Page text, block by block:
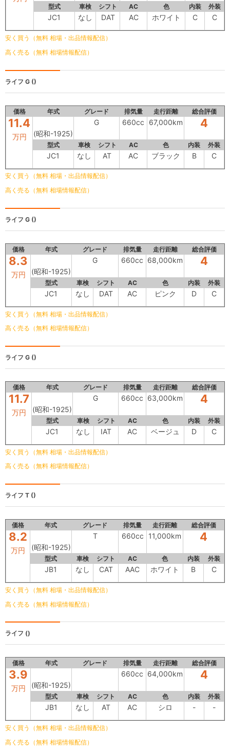
型式 車検 シフト AC 色 内装 外装
JC1 なし DAT AC ホワイト C C
安く買う（無料 相場・出品情報配信）
高く売る（無料 相場情報配信）
ライフ G ()
価格 年式 グレード 排気量 走行距離 総合評価
11.4
万円 (昭和-1925)
G 660cc 67,000km 4
型式 車検 シフト AC 色 内装 外装
JC1 なし AT AC ブラック B C
安く買う（無料 相場・出品情報配信）
高く売る（無料 相場情報配信）
ライフ G ()
価格 年式 グレード 排気量 走行距離 総合評価
8.3
万円 (昭和-1925)
G 660cc 68,000km 4
型式 車検 シフト AC 色 内装 外装
JC1 なし DAT AC ピンク D C
安く買う（無料 相場・出品情報配信）
高く売る（無料 相場情報配信）
ライフ G ()
価格 年式 グレード 排気量 走行距離 総合評価
11.7
万円 (昭和-1925)
G 660cc 63,000km 4
型式 車検 シフト AC 色 内装 外装
JC1 なし IAT AC ベージュ D C
安く買う（無料 相場・出品情報配信）
高く売る（無料 相場情報配信）
ライフ T ()
価格 年式 グレード 排気量 走行距離 総合評価
8.2
万円 (昭和-1925)
T 660cc 11,000km 4
型式 車検 シフト AC 色 内装 外装
JB1 なし CAT AAC ホワイト B C
安く買う（無料 相場・出品情報配信）
高く売る（無料 相場情報配信）
ライフ ()
価格 年式 グレード 排気量 走行距離 総合評価
3.9
万円 (昭和-1925)
660cc 64,000km 4
型式 車検 シフト AC 色 内装 外装
JB1 なし AT AC シロ - -
安く買う（無料 相場・出品情報配信）
高く売る（無料 相場情報配信）